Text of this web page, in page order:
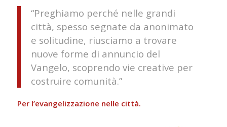
“Preghiamo perché nelle grandi
città, spesso segnate da anonimato
e solitudine, riusciamo a trovare
nuove forme di annuncio del
Vangelo, scoprendo vie creative per
costruire comunità.”
Per l’evangelizzazione nelle città.